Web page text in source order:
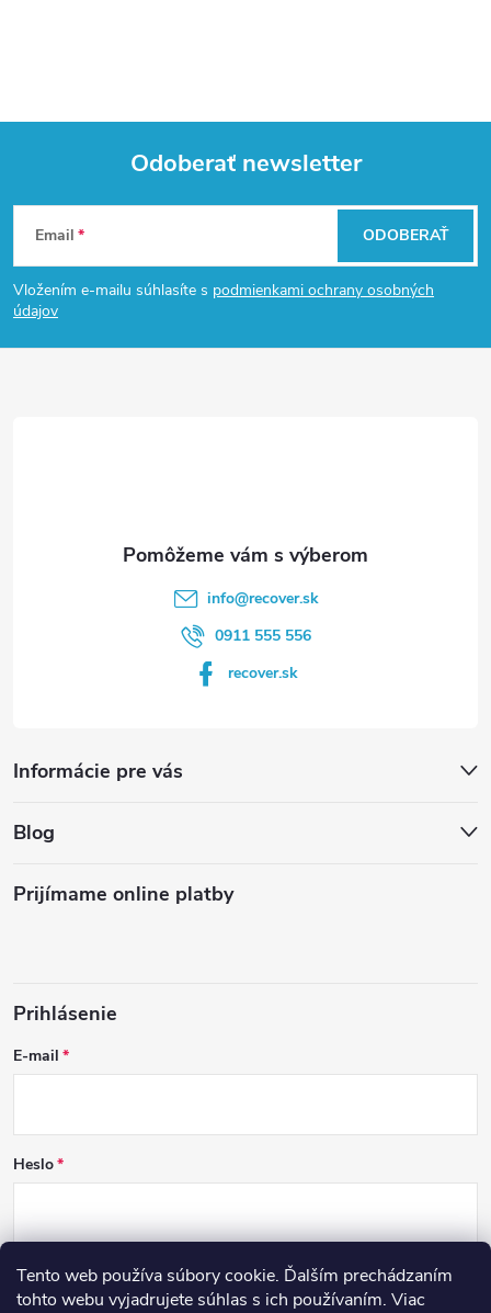
Tento web používa súbory cookie. Ďalším prechádzaním
tohto webu vyjadrujete súhlas s ich používaním. Viac
Z
á
p
Odoberať newsletter
Email
Vložením e-mailu súhlasíte s podmienkami ochrany osobných
údajov
ODOBERAŤ
info@recover.sk
0911 555 556
recover.sk
Informácie pre vás
Blog
Prijímame online platby
Prihlásenie
E-mail
Heslo
PRIHLÁSIŤ SA